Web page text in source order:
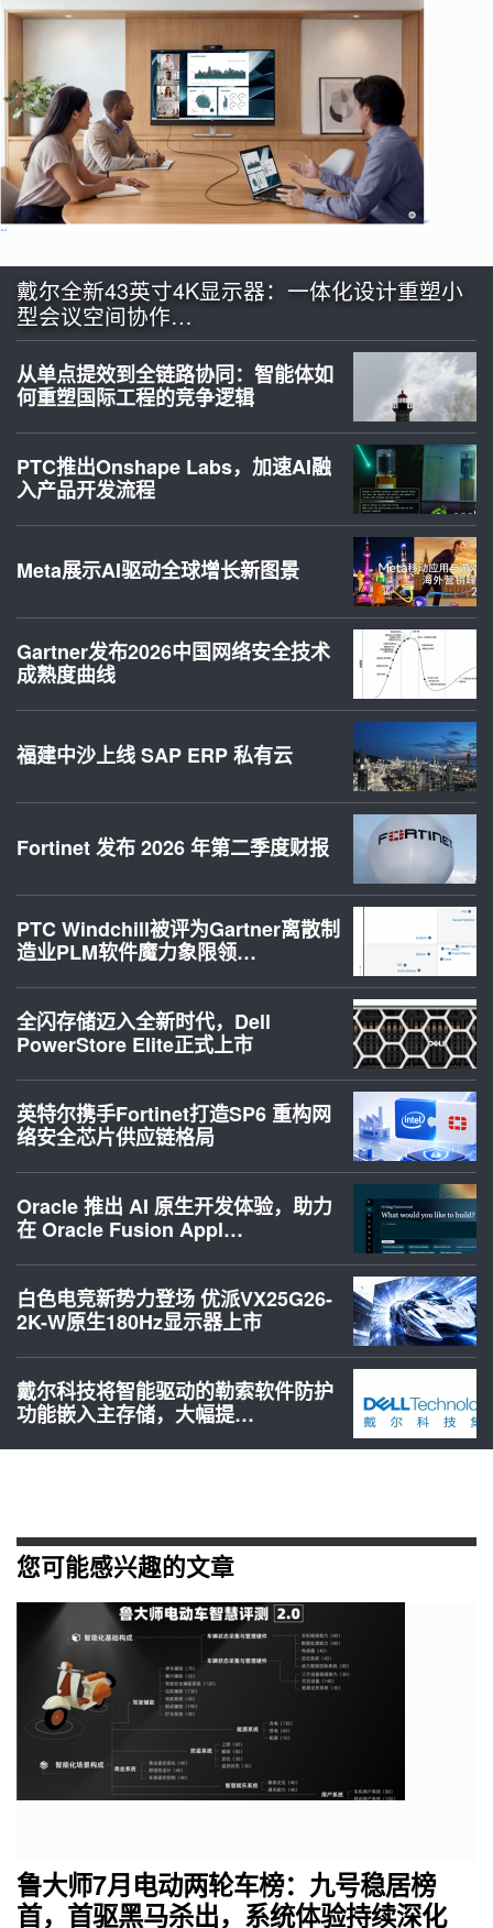
戴尔全新43英寸4K显示器：一体化设计重塑小
型会议空间协作…
从单点提效到全链路协同：智能体如
何重塑国际工程的竞争逻辑
PTC推出Onshape Labs，加速AI融
入产品开发流程
Meta展示AI驱动全球增长新图景
Gartner发布2026中国网络安全技术
成熟度曲线
福建中沙上线 SAP ERP 私有云
Fortinet 发布 2026 年第二季度财报
PTC Windchill被评为Gartner离散制
造业PLM软件魔力象限领…
全闪存储迈入全新时代，Dell
PowerStore Elite正式上市
英特尔携手Fortinet打造SP6 重构网
络安全芯片供应链格局
Oracle 推出 AI 原生开发体验，助力
在 Oracle Fusion Appl…
白色电竞新势力登场 优派VX25G26-
2K-W原生180Hz显示器上市
戴尔科技将智能驱动的勒索软件防护
功能嵌入主存储，大幅提…
您可能感兴趣的文章
鲁大师7月电动两轮车榜：九号稳居榜
首，首驱黑马杀出，系统体验持续深化